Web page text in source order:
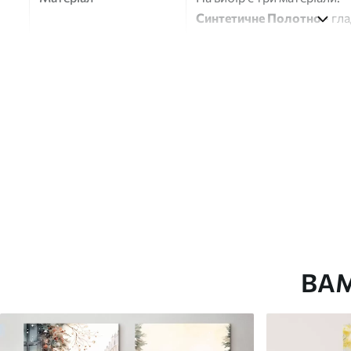
Синтетичне Полотно-
✓Яскраві, насичені кольори ✓ Яскраві, насичені